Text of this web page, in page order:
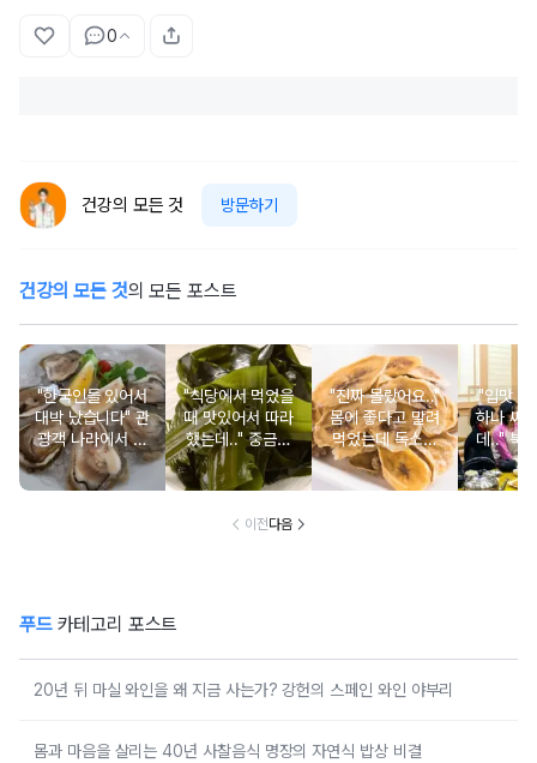
0
건강의 모든 것 방문하기
건강의 모든 것의 모든 포스트
"한국인들 있어서
대박 났습니다" 관
광객 나라에서 남
녀노소 보양식처
럼 먹는 음식
"식당에서 먹었을
때 맛있어서 따라
했는데.." 중금속
싹 다 빠질 줄 몰
랐어요
"진짜 몰랐어요.."
몸에 좋다고 말려
먹었는데 독소를
먹고 있었던 의외
의 음식
"입맛 없
하나 싸
데.." 북
외로 안
건
이전다음
푸드카테고리 포스트
20년 뒤 마실 와인을 왜 지금 사는가? 강헌의 스페인 와인 야부리
몸과 마음을 살리는 40년 사찰음식 명장의 자연식 밥상 비결